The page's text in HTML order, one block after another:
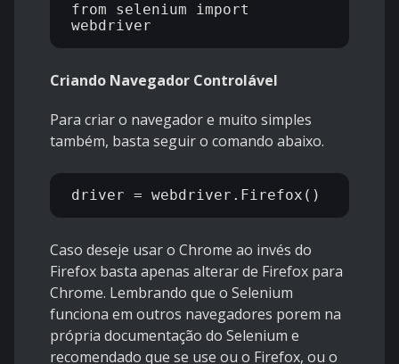
from selenium import
Criando Navegador Controlável
Para criar o navegador e muito simples
também, basta seguir o comando abaixo.
Caso deseje usar o Chrome ao invés do
Firefox basta apenas alterar de Firefox para
Chrome. Lembrando que o Selenium
funciona em outros navegadores porem na
própria documentação do Selenium e
recomendado que se use ou o Firefox, ou o